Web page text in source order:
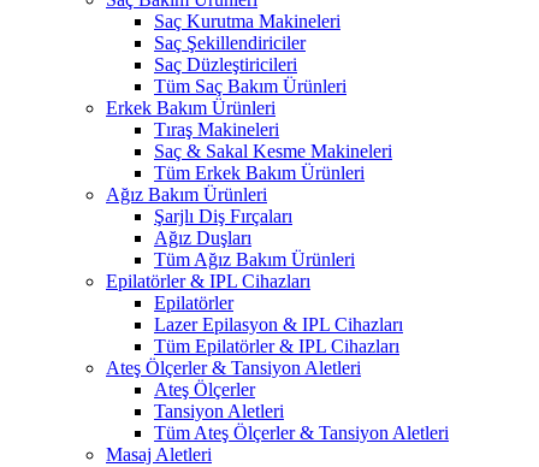
Saç Kurutma Makineleri
Saç Şekillendiriciler
Saç Düzleştiricileri
Tüm Saç Bakım Ürünleri
Erkek Bakım Ürünleri
Tıraş Makineleri
Saç & Sakal Kesme Makineleri
Tüm Erkek Bakım Ürünleri
Ağız Bakım Ürünleri
Şarjlı Diş Fırçaları
Ağız Duşları
Tüm Ağız Bakım Ürünleri
Epilatörler & IPL Cihazları
Epilatörler
Lazer Epilasyon & IPL Cihazları
Tüm Epilatörler & IPL Cihazları
Ateş Ölçerler & Tansiyon Aletleri
Ateş Ölçerler
Tansiyon Aletleri
Tüm Ateş Ölçerler & Tansiyon Aletleri
Masaj Aletleri